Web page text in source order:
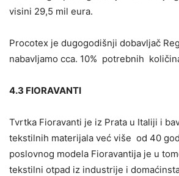
visini 29,5 mil eura.
Procotex je dugogodišnji dobavljač
nabavljamo cca. 10% potrebnih
4.3 FIORAVANTI
Tvrtka Fioravanti je iz Prata u Italiji i
tekstilnih materijala već više od 40
poslovnog modela Fioravantija je u
tekstilni otpad iz industrije i